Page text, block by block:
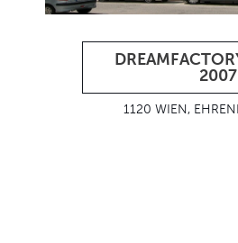
2007
1120 WIEN,